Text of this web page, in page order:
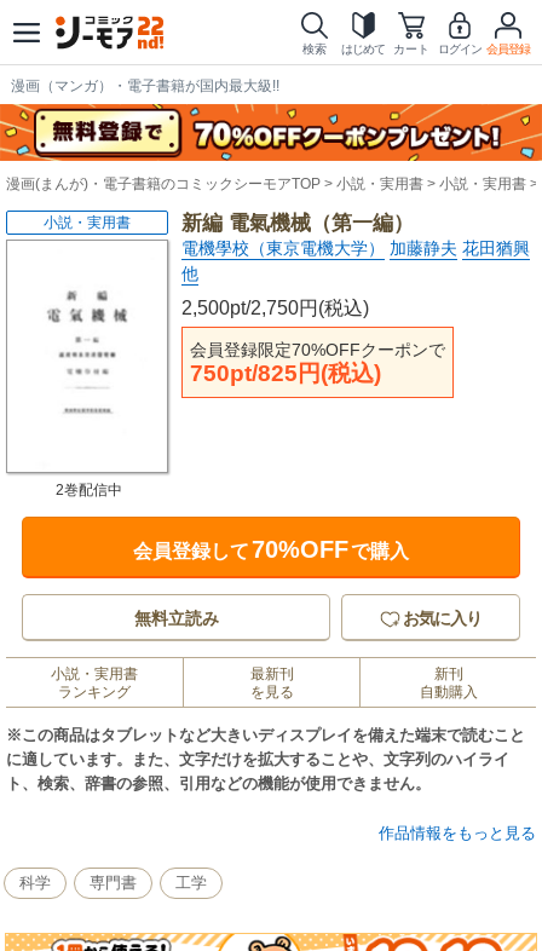
検索 はじめて カート ログイン 会員登録
漫画（マンガ）・電子書籍が国内最大級!!
漫画(まんが)・電子書籍のコミックシーモアTOP 小説・実用書 小説・実用書
新編 電氣機械（第一編）
電機學校（東京電機大学） 加藤静夫 花田猶興
他
2,500pt/2,750円(税込)
会員登録限定70%OFFクーポンで
750pt/825円(税込)
小説・実用書
2巻配信中
会員登録して70%OFFで購入
無料立読み お気に入り
小説・実用書
ランキング
最新刊
を見る
新刊
自動購入
※この商品はタブレットなど大きいディスプレイを備えた端末で読むこと
に適しています。また、文字だけを拡大することや、文字列のハイライ
ト、検索、辞書の参照、引用などの機能が使用できません。
作品情報をもっと見る
科学 専門書 工学